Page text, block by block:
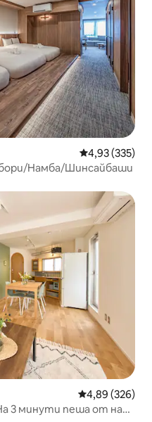
Средна
4,93 (335)
Намба/Шинсайбаши
Средна
4,89 (326)
3 минути пеша от най -